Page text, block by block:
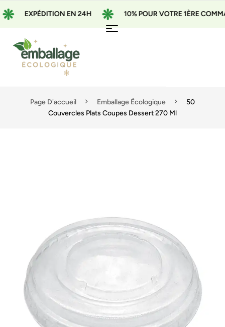
EXPÉDITION EN 24H 10% POUR VOTRE 1ÈRE
Page D'accueil Emballage Écologique
50
Couvercles Plats Coupes Dessert 270 Ml